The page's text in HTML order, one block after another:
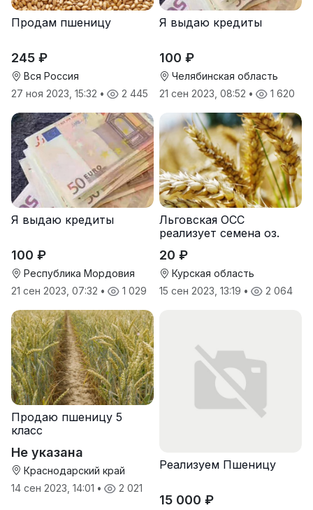
Продам пшеницу
245 ₽
Вся Россия
27 ноя 2023, 15:32 • 2 445
Я выдаю кредиты
100 ₽
Челябинская область
21 сен 2023, 08:52 • 1 620
Я выдаю кредиты
100 ₽
Республика Мордовия
21 сен 2023, 07:32 • 1 029
Льговская ОСС
реализует семена оз.
20 ₽
Курская область
15 сен 2023, 13:19 • 2 064
Продаю пшеницу 5
класс
Не указана
Краснодарский край
14 сен 2023, 14:01 • 2 021
Реализуем Пшеницу
15 000 ₽